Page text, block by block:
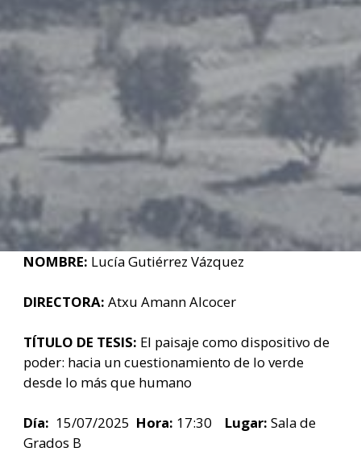
NOMBRE: Lucía Gutiérrez Vázquez
DIRECTORA: Atxu Amann Alcocer
TÍTULO DE TESIS: El paisaje como dispositivo de
poder: hacia un cuestionamiento de lo verde
desde lo más que humano
Día: 15/07/2025 Hora: 17:30 Lugar: Sala de
Grados B